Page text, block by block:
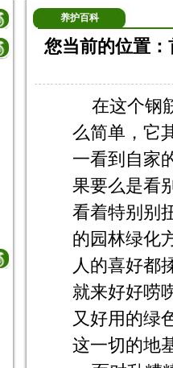
养护百科
您当前的位置：
在这个钢
么简单，它
一看到自家
果要么是看
看着特别别
的园林绿化
人的喜好都
就来好好唠
又好用的绿
这一切的地